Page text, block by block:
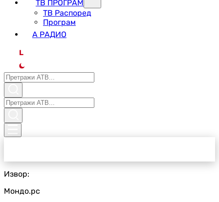
ТВ ПРОГРАМ
ТВ Распоред
Програм
А РАДИО
L
Извор:
Мондо.рс